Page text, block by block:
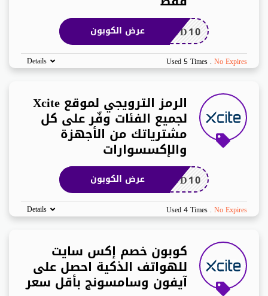
DD10 عرض الكوبون
Used 5 Times . No Expires
Details
الرمز الترويجي لموقع Xcite
لجميع الفئات وفّر على كل
مشترياتك من الأجهزة
والإكسسوارات
DD10 عرض الكوبون
Used 4 Times . No Expires
Details
كوبون خصم إكس سايت
للهواتف الذكية احصل على
آيفون وسامسونج بأقل سعر